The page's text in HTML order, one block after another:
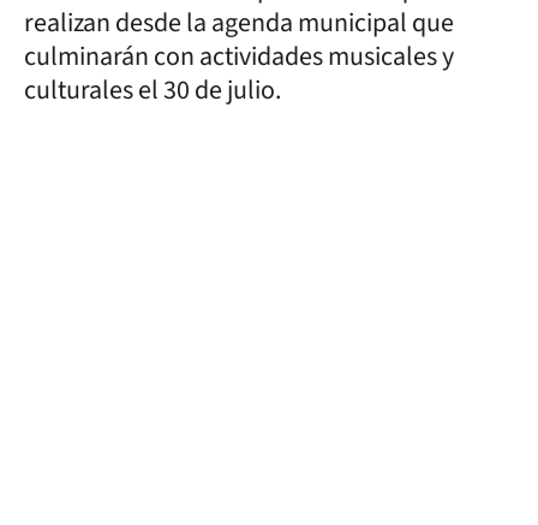
realizan desde la agenda municipal que
culminarán con actividades musicales y
culturales el 30 de julio.